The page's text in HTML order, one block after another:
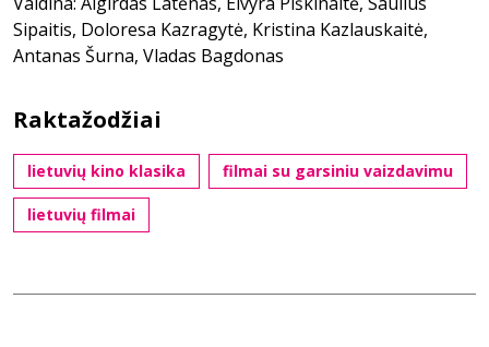
Sipaitis, Doloresa Kazragytė, Kristina Kazlauskaitė,
Antanas Šurna, Vladas Bagdonas
Raktažodžiai
lietuvių kino klasika filmai su garsiniu vaizdavimu
lietuvių filmai